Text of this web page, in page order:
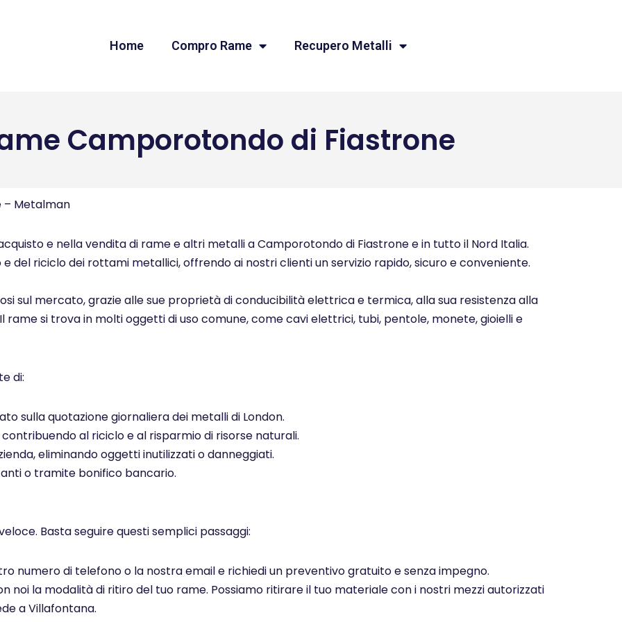
Home Compro Rame Recupero Metalli
Camporotondo di Fiastrone
– Metalman
e nella vendita di rame e altri metalli a Camporotondo di Fiastrone e in tutto il Nord Italia.
del riciclo dei rottami metallici, offrendo ai nostri clienti un servizio rapido, sicuro e conveniente.
sul mercato, grazie alle sue proprietà di conducibilità elettrica e termica, alla sua resistenza alla
rame si trova in molti oggetti di uso comune, come cavi elettrici, tubi, pentole, monete, gioielli e
di:
sulla quotazione giornaliera dei metalli di London.
al riciclo e al risparmio di risorse naturali.
eliminando oggetti inutilizzati o danneggiati.
o tramite bonifico bancario.
Basta seguire questi semplici passaggi:
numero di telefono o la nostra email e richiedi un preventivo gratuito e senza impegno.
la modalità di ritiro del tuo rame. Possiamo ritirare il tuo materiale con i nostri mezzi autorizzati
a Villafontana.